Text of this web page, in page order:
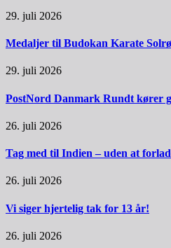
29. juli 2026
Medaljer til Budokan Karate
29. juli 2026
PostNord Danmark Rundt kører
26. juli 2026
Tag med til Indien – uden at
26. juli 2026
Vi siger hjertelig tak for 13 år!
26. juli 2026